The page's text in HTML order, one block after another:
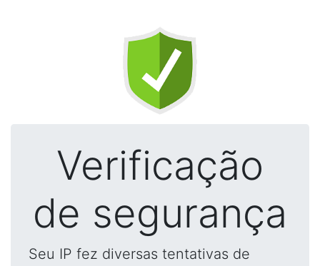
Verificação
de segurança
Seu IP fez diversas tentativas de